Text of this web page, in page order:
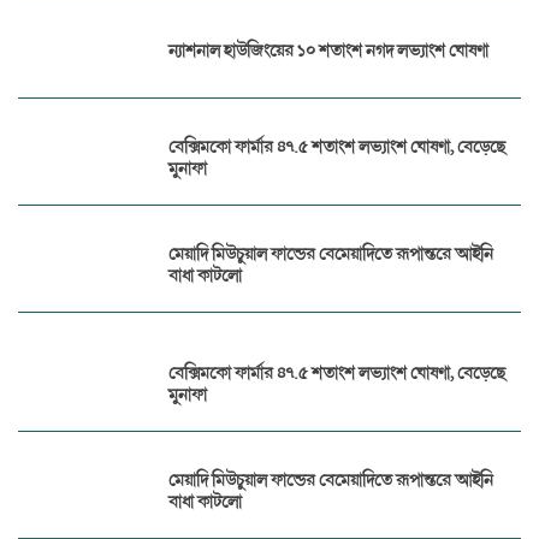
ন্যাশনাল হাউজিংয়ের ১০ শতাংশ নগদ লভ্যাংশ ঘোষণা
বেক্সিমকো ফার্মার ৪৭.৫ শতাংশ লভ্যাংশ ঘোষণা, বেড়েছে
মুনাফা
মেয়াদি মিউচুয়াল ফান্ডের বেমেয়াদিতে রূপান্তরে আইনি
বাধা কাটলো
বেক্সিমকো ফার্মার ৪৭.৫ শতাংশ লভ্যাংশ ঘোষণা, বেড়েছে
মুনাফা
মেয়াদি মিউচুয়াল ফান্ডের বেমেয়াদিতে রূপান্তরে আইনি
বাধা কাটলো